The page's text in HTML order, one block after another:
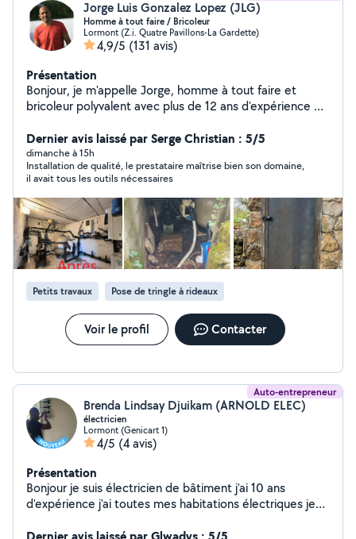
Jorge Luis Gonzalez Lopez (JLG)
Homme à tout faire / Bricoleur
Lormont (Z.i. Quatre Pavillons-La Gardette)
4,9/5 (131 avis)
Présentation
Bonjour, je m'appelle Jorge, homme à tout faire et
bricoleur polyvalent avec plus de 12 ans d'expérience en
mes services pour : Petits travaux de bricolage
(plomberie, électricité, peinture, montage et
réparations diverses) Menuiserie & métallerie
(fabrication et installation de structures, mobilier sur
mesure) Entretien & dépannage ( maintenance
générale) Sérieux, efficace et disponible rapidement
Travail soigné, respect des délais et du budget Basé à
Lormont / Bordeaux déplacements possibles
Contactez-moi pour vos besoins en bricolage ou
rénovation !
Dernier avis laissé par Serge Christian : 5/5
dimanche à 15h
Installation de qualité, le prestataire maîtrise bien son domaine,
il avait tous les outils nécessaires
Petits travaux Pose de tringle à rideaux
Voir le profil Contacter
Auto-entrepreneur
Brenda Lindsay Djuikam (ARNOLD ELEC)
électricien
Lormont (Genicart 1)
4/5 (4 avis)
Présentation
Bonjour je suis électricien de bâtiment j'ai 10 ans
d'expérience j'ai toutes mes habitations électriques je
suis disponible le 24 sur 24 7 jours sur 7 à Bordeaux et